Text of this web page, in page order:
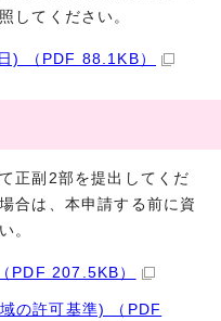
してください。
) （PDF 88.1KB）
正副2部を提出してくだ
合は、本申請する前に資
。
PDF 207.5KB）
の許可基準) （PDF